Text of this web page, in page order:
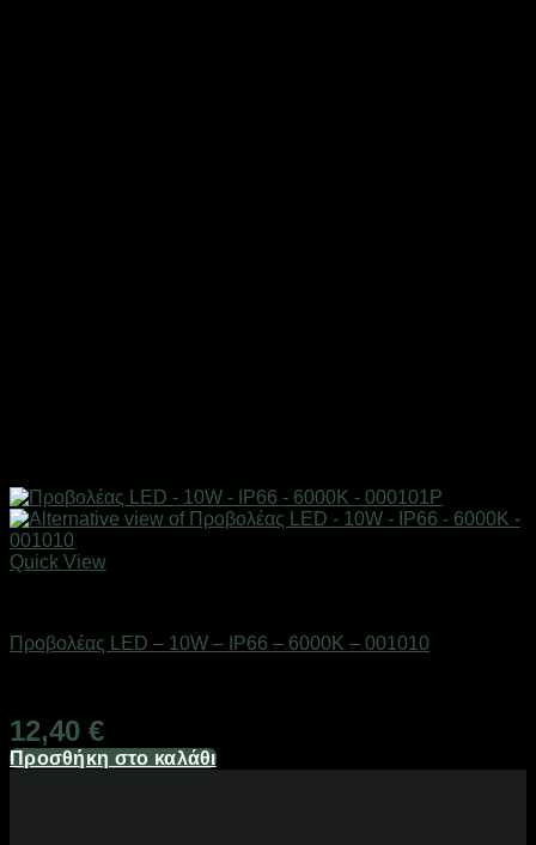
Quick View
Προβολέας LED – 10W – IP66 – 6000K – 001010
12,40 €
Προσθήκη στο καλάθι